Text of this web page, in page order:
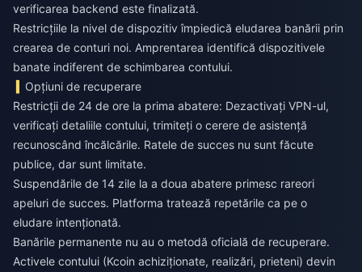
verificarea backend este finalizată.
Restricțiile la nivel de dispozitiv împiedică eludarea banării prin
crearea de conturi noi. Amprentarea identifică dispozitivele
banate indiferent de schimbarea contului.
Opțiuni de recuperare
Restricții de 24 de ore la prima abatere: Dezactivați VPN-ul,
verificați detaliile contului, trimiteți o cerere de asistență
recunoscând încălcările. Ratele de succes nu sunt făcute
publice, dar sunt limitate.
Suspendările de 14 zile la a doua abatere primesc rareori
apeluri de succes. Platforma tratează repetările ca pe o
eludare intenționată.
Banările permanente nu au o metodă oficială de recuperare.
Activele contului (Kcoin achiziționate, realizări, prieteni) devin